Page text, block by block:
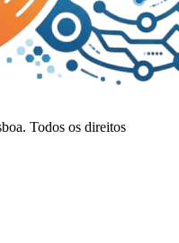
Todos os direitos